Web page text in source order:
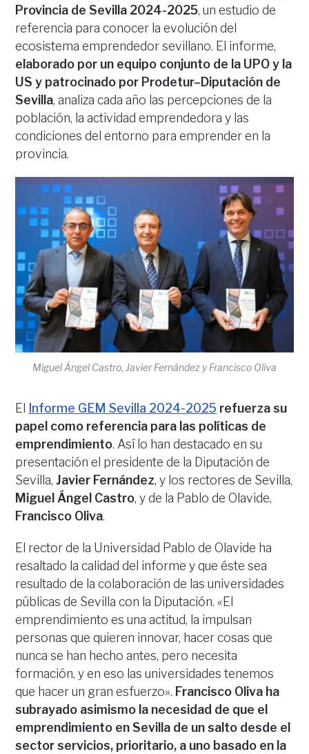
Provincia de Sevilla 2024-2025, un estudio de
referencia para conocer la evolución del
ecosistema emprendedor sevillano. El informe,
elaborado por un equipo conjunto de la UPO y la
US y patrocinado por Prodetur–Diputación de
Sevilla, analiza cada año las percepciones de la
población, la actividad emprendedora y las
condiciones del entorno para emprender en la
provincia.
Miguel Ángel Castro, Javier Fernández y Francisco Oliva
El Informe GEM Sevilla 2024-2025 refuerza su
papel como referencia para las políticas de
emprendimiento. Así lo han destacado en su
presentación el presidente de la Diputación de
Sevilla, Javier Fernández, y los rectores de Sevilla,
Miguel Ángel Castro, y de la Pablo de Olavide,
Francisco Oliva.
El rector de la Universidad Pablo de Olavide ha
resaltado la calidad del informe y que éste sea
resultado de la colaboración de las universidades
públicas de Sevilla con la Diputación. «El
emprendimiento es una actitud, la impulsan
personas que quieren innovar, hacer cosas que
nunca se han hecho antes, pero necesita
formación, y en eso las universidades tenemos
que hacer un gran esfuerzo». Francisco Oliva ha
subrayado asimismo la necesidad de que el
emprendimiento en Sevilla de un salto desde el
sector servicios, prioritario, a uno basado en la